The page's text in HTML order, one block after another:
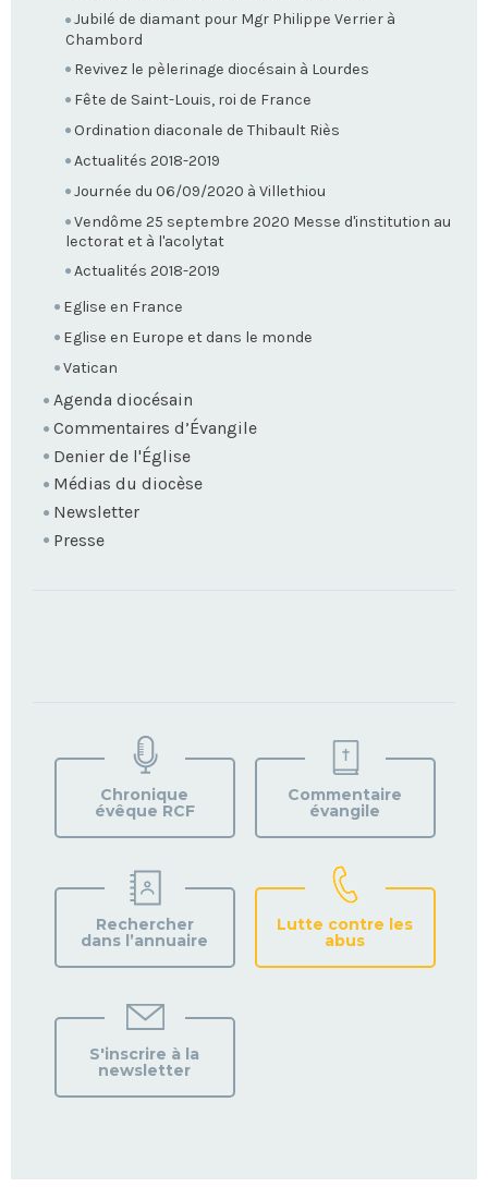
Jubilé de diamant pour Mgr Philippe Verrier à
Chambord
Revivez le pèlerinage diocésain à Lourdes
Fête de Saint-Louis, roi de France
Ordination diaconale de Thibault Riès
Actualités 2018-2019
Journée du 06/09/2020 à Villethiou
Vendôme 25 septembre 2020 Messe d'institution au
lectorat et à l'acolytat
Actualités 2018-2019
Eglise en France
Eglise en Europe et dans le monde
Vatican
Agenda diocésain
Commentaires d’Évangile
Denier de l'Église
Médias du diocèse
Newsletter
Presse
VOTRE
PAROISSE
Chronique
évêque RCF
Commentaire
évangile
Rechercher
dans l’annuaire
Lutte contre les
abus
S'inscrire à la
newsletter